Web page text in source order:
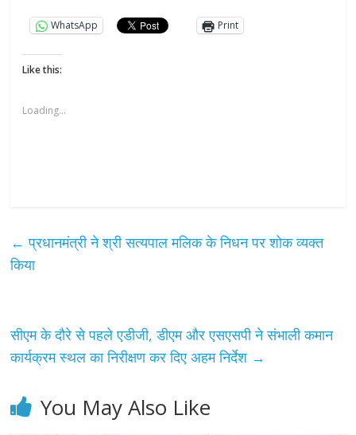
WhatsApp Print
Like this:
Loading...
← प्रधानमंत्री ने श्री सत्यपाल मलिक के निधन पर शोक व्यक्त
किया
सीएम के दौरे से पहले एडीजी, डीएम और एसएसपी ने संभाली कमान
कार्यक्रम स्थल का निरीक्षण कर दिए अहम निर्देश →
You May Also Like